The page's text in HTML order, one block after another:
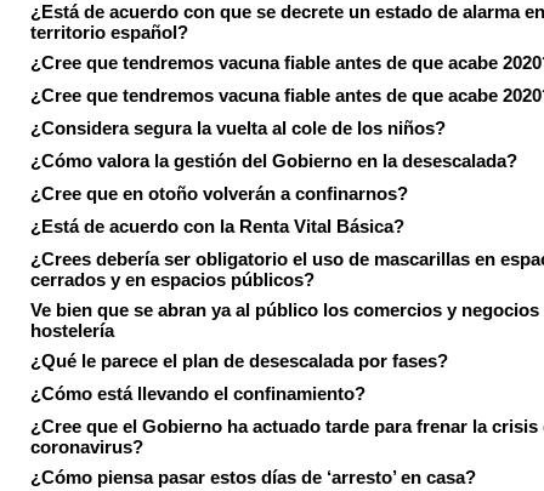
¿Está de acuerdo con que se decrete un estado de alarma
territorio español?
¿Cree que tendremos vacuna fiable antes de que acabe
¿Cree que tendremos vacuna fiable antes de que acabe
¿Considera segura la vuelta al cole de los niños?
¿Cómo valora la gestión del Gobierno en la desescalada?
¿Cree que en otoño volverán a confinarnos?
¿Está de acuerdo con la Renta Vital Básica?
¿Crees debería ser obligatorio el uso de mascarillas en
cerrados y en espacios públicos?
Ve bien que se abran ya al público los comercios y negocios
hostelería
¿Qué le parece el plan de desescalada por fases?
¿Cómo está llevando el confinamiento?
¿Cree que el Gobierno ha actuado tarde para frenar la crisis
coronavirus?
¿Cómo piensa pasar estos días de ‘arresto’ en casa?